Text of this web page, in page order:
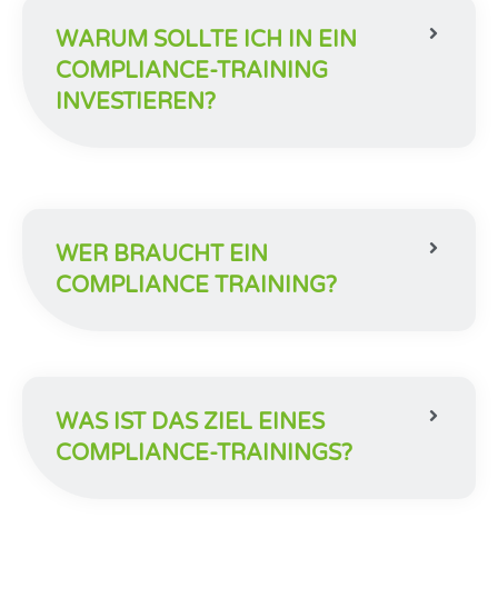
WARUM SOLLTE ICH IN EIN
COMPLIANCE-TRAINING
INVESTIEREN?
WER BRAUCHT EIN
COMPLIANCE TRAINING?
WAS IST DAS ZIEL EINES
COMPLIANCE-TRAININGS?